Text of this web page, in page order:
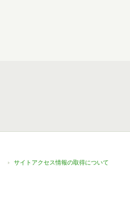
サイトアクセス情報の取得について